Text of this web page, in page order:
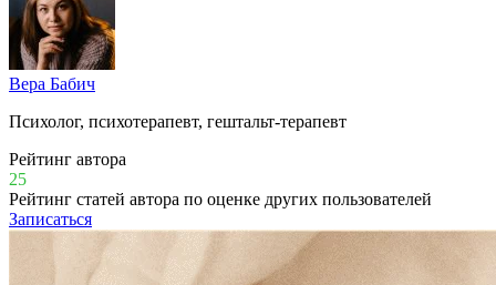
Вера Бабич
Психолог, психотерапевт, гештальт-терапевт
Рейтинг автора
25
Рейтинг статей автора по оценке других пользователей
Записаться